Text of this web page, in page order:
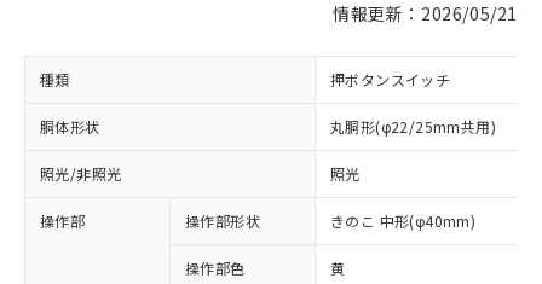
情報更新：2026/05/21
種類 押ボタンスイッチ
胴体形状 丸胴形(φ22/25mm共用)
照光/非照光 照光
操作部 操作部形状 きのこ 中形(φ40mm)
操作部色 黄